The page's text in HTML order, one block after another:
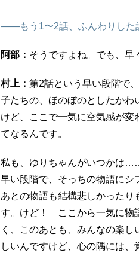
――もう1〜2話、ふんわりした
阿部： そうですよね。でも、
村上： 第2話という早い段階で
子たちの、ほのぼのとしたかわ
けど、ここで一気に空気感が
てなるんです。
私も、ゆりちゃんがいつかは
早い段階で、そっちの物語に
あとの物語も結構悲しかった
す。けど！ ここから一気に物
く、このあとも、みんなの楽
しいんですけど、心の隅には